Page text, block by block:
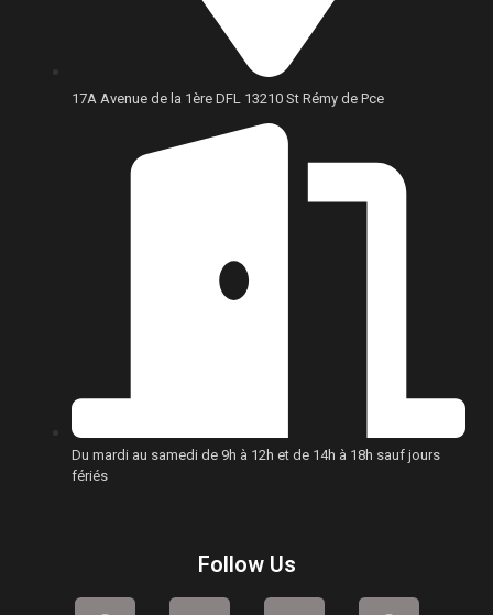
17A Avenue de la 1ère DFL 13210 St Rémy de Pce
Du mardi au samedi de 9h à 12h et de 14h à 18h sauf jours
fériés
Follow Us